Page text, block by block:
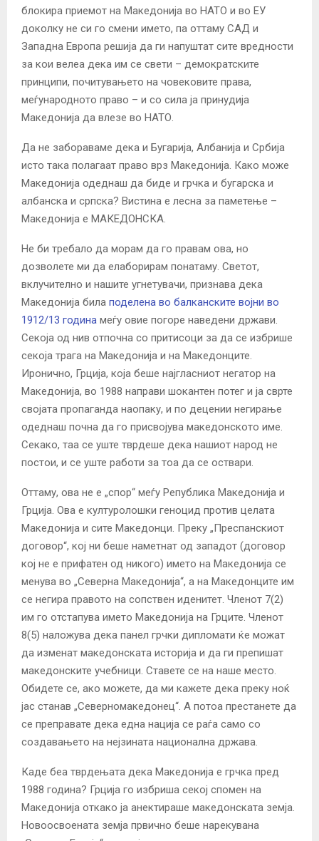
блокира приемот на Македонија во НАТО и во ЕУ
доколку не си го смени името, па оттаму САД и
Западна Европа решија да ги напуштат сите вредности
за кои велеа дека им се свети – демократските
принципи, почитувањето на човековите права,
меѓународното право – и со сила ја принудија
Македонија да влезе во НАТО.
Да не забораваме дека и Бугарија, Албанија и Србија
исто така полагаат право врз Македонија. Како може
Македонија одеднаш да биде и грчка и бугарска и
албанска и српска? Вистина е лесна за паметење –
Македонија е МАКЕДОНСКА.
Не би требало да морам да го правам ова, но
дозволете ми да елаборирам понатаму. Светот,
вклучително и нашите угнетувачи, признава дека
Македонија била поделена во балканските војни во
1912/13 година меѓу овие погоре наведени држави.
Секоја од нив отпочна со притисоци за да се избрише
секоја трага на Македонија и на Македонците.
Иронично, Грција, која беше најгласниот негатор на
Македонија, во 1988 направи шокантен потег и ја сврте
својата пропаганда наопаку, и по децении негирање
одеднаш почна да го присвојува македонското име.
Секако, таа се уште тврдеше дека нашиот народ не
постои, и се уште работи за тоа да се оствари.
Оттаму, ова не е „спор“ меѓу Република Македонија и
Грција. Ова е културолошки геноцид против целата
Македонија и сите Македонци. Преку „Преспанскиот
договор“, кој ни беше наметнат од западот (договор
кој не е прифатен од никого) името на Македонија се
менува во „Северна Македонија“, а на Македонците им
се негира правото на сопствен иденитет. Членот 7(2)
им го отстапува името Македонија на Грците. Членот
8(5) наложува дека панел грчки дипломати ќе можат
да изменат македонската историја и да ги препишат
македонските учебници. Ставете се на наше место.
Обидете се, ако можете, да ми кажете дека преку ноќ
јас станав „Северномакедонец“. А потоа престанете да
се преправате дека една нација се раѓа само со
создавањето на нејзината национална држава.
Каде беа тврдењата дека Македонија е грчка пред
1988 година? Грција го избриша секој спомен на
Македонија откако ја анектираше македонската земја.
Новоосвоената земја првично беше нарекувана